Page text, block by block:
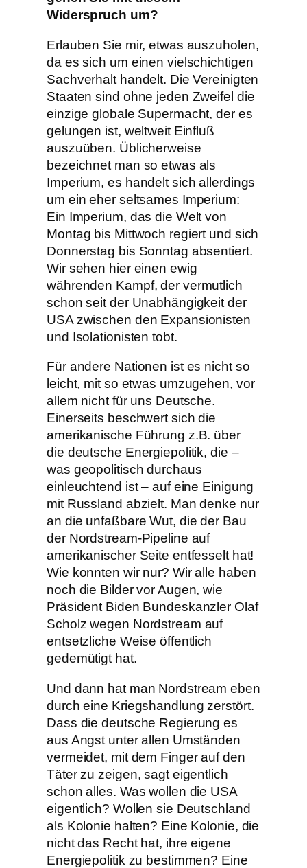
Widerspruch um?
Erlauben Sie mir, etwas auszuholen,
da es sich um einen vielschichtigen
Sachverhalt handelt. Die Vereinigten
Staaten sind ohne jeden Zweifel die
einzige globale Supermacht, der es
gelungen ist, weltweit Einfluß
auszuüben. Üblicherweise
bezeichnet man so etwas als
Imperium, es handelt sich allerdings
um ein eher seltsames Imperium:
Ein Imperium, das die Welt von
Montag bis Mittwoch regiert und sich
Donnerstag bis Sonntag absentiert.
Wir sehen hier einen ewig
währenden Kampf, der vermutlich
schon seit der Unabhängigkeit der
USA zwischen den Expansionisten
und Isolationisten tobt.
Für andere Nationen ist es nicht so
leicht, mit so etwas umzugehen, vor
allem nicht für uns Deutsche.
Einerseits beschwert sich die
amerikanische Führung z.B. über
die deutsche Energiepolitik, die –
was geopolitisch durchaus
einleuchtend ist – auf eine Einigung
mit Russland abzielt. Man denke nur
an die unfaßbare Wut, die der Bau
der Nordstream-Pipeline auf
amerikanischer Seite entfesselt hat!
Wie konnten wir nur? Wir alle haben
noch die Bilder vor Augen, wie
Präsident Biden Bundeskanzler Olaf
Scholz wegen Nordstream auf
entsetzliche Weise öffentlich
gedemütigt hat.
Und dann hat man Nordstream eben
durch eine Kriegshandlung zerstört.
Dass die deutsche Regierung es
aus Angst unter allen Umständen
vermeidet, mit dem Finger auf den
Täter zu zeigen, sagt eigentlich
schon alles. Was wollen die USA
eigentlich? Wollen sie Deutschland
als Kolonie halten? Eine Kolonie, die
nicht das Recht hat, ihre eigene
Energiepolitik zu bestimmen? Eine